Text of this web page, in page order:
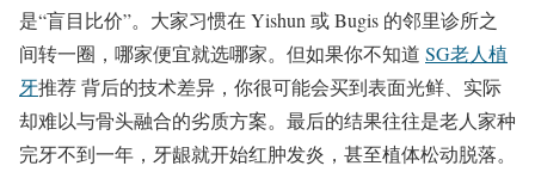
是“盲目比价”。大家习惯在 Yishun 或 Bugis 的邻里诊所之
间转一圈，哪家便宜就选哪家。但如果你不知道 SG老人植
牙推荐 背后的技术差异，你很可能会买到表面光鲜、实际
却难以与骨头融合的劣质方案。最后的结果往往是老人家种
完牙不到一年，牙龈就开始红肿发炎，甚至植体松动脱落。